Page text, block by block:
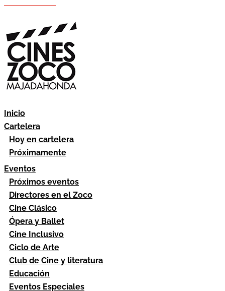
Inicio
Cartelera
Hoy en cartelera
Próximamente
Eventos
Próximos eventos
Directores en el Zoco
Cine Clásico
Ópera y Ballet
Cine Inclusivo
Ciclo de Arte
Club de Cine y literatura
Educación
Eventos Especiales